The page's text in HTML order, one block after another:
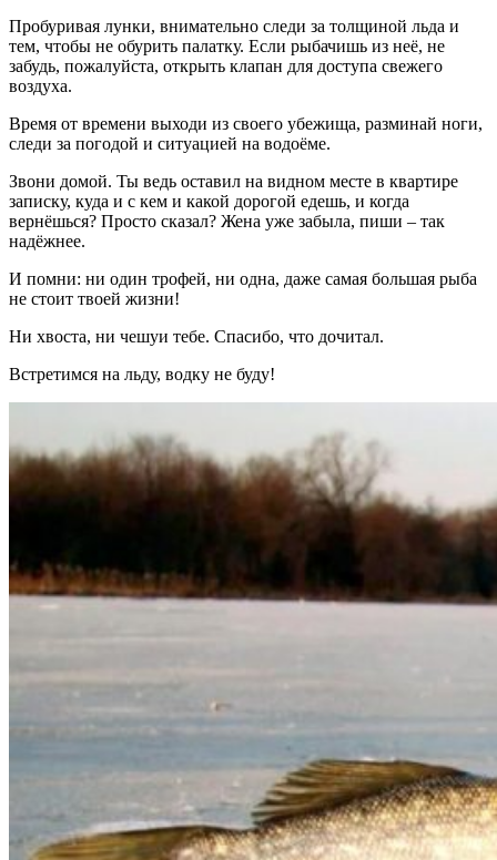
Пробуривая лунки, внимательно следи за толщиной льда и
тем, чтобы не обурить палатку. Если рыбачишь из неё, не
забудь, пожалуйста, открыть клапан для доступа свежего
воздуха.
Время от времени выходи из своего убежища, разминай ноги,
следи за погодой и ситуацией на водоёме.
Звони домой. Ты ведь оставил на видном месте в квартире
записку, куда и с кем и какой дорогой едешь, и когда
вернёшься? Просто сказал? Жена уже забыла, пиши – так
надёжнее.
И помни: ни один трофей, ни одна, даже самая большая рыба
не стоит твоей жизни!
Ни хвоста, ни чешуи тебе. Спасибо, что дочитал.
Встретимся на льду, водку не буду!